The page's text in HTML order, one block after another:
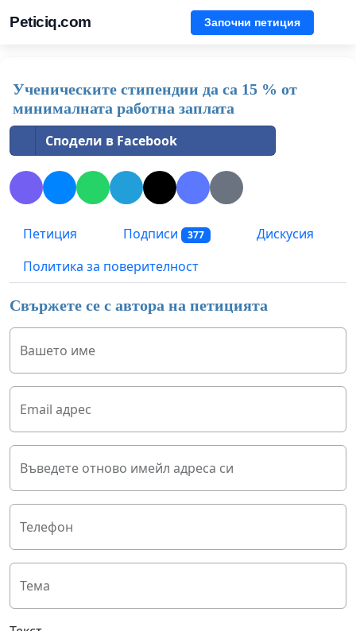
Peticiq.com Започни петиция
Ученическите стипендии да са 15 % от
минималната работна заплата
Сподели в Facebook
Петиция Подписи 377
Дискусия
Политика за поверителност
Свържете се с автора на петицията
Вашето име
Email адрес
Въведете отново имейл адреса си
Телефон
Тема